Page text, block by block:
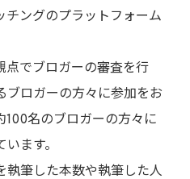
チングのプラットフォーム
点でブロガーの審査を行
ブロガーの方々に参加をお
100名のブロガーの方々に
ます。
執筆した本数や執筆した人